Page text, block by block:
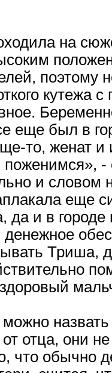
на
еще был в
то, женат и
поженимся»,
и
еще
да и в
Триша,
отца, они
что обычно